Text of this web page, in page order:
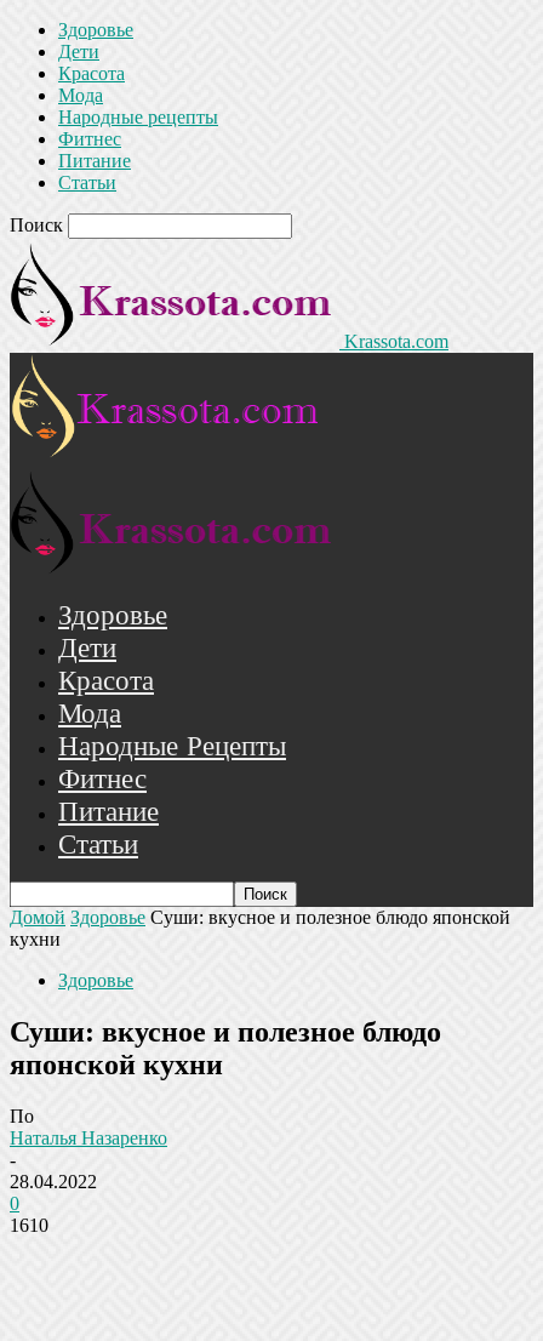
Здоровье
Дети
Красота
Мода
Народные рецепты
Фитнес
Питание
Статьи
Поиск
Krassota.com
Здоровье
Дети
Красота
Мода
Народные Рецепты
Фитнес
Питание
Статьи
Домой Здоровье Суши: вкусное и полезное блюдо японской
кухни
Здоровье
Суши: вкусное и полезное блюдо
японской кухни
По
Наталья Назаренко
-
28.04.2022
0
1610